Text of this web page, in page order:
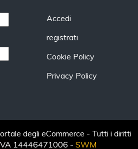
Accedi
registrati
Cookie Policy
Privacy Policy
degli eCommerce - Tutti i diritti
14446471006 - SWM